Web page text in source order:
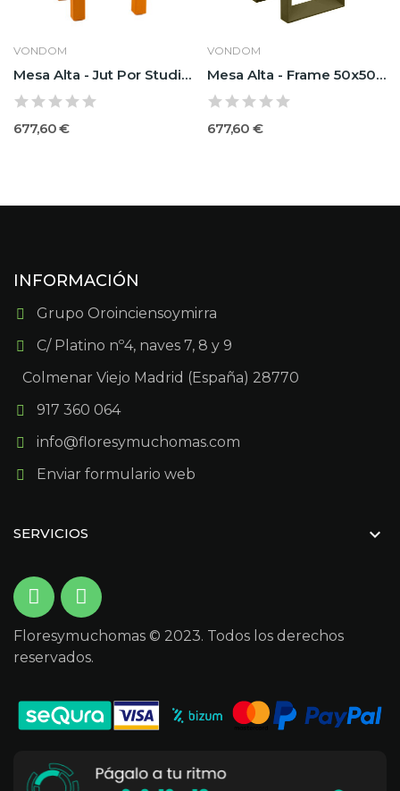
VONDOM
Mesa Alta - Jut Por Studio Vondom 50x50x100
677,60 €
VONDOM
Mesa Alta - Frame 50x50x100 Por Ramón Esteve -...
677,60 €
INFORMACIÓN
Grupo Oroinciensoymirra
C/ Platino nº4, naves 7, 8 y 9
Colmenar Viejo Madrid (España) 28770
917 360 064
info@floresymuchomas.com
Enviar formulario web
SERVICIOS 
Floresymuchomas © 2023. Todos los derechos
reservados.